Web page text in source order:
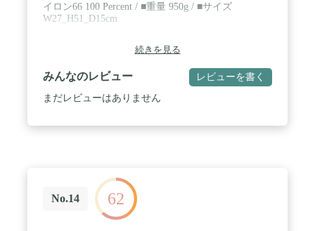
イロン66 100 Percent / ■重量 950g / ■サイズ
W27_H51_D15cm
続きを見る
みんなのレビュー レビューを書く
まだレビューはありません
No.14 62